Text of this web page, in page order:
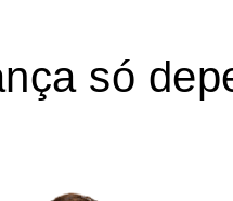
só